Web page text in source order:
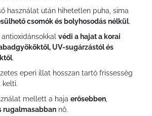
használat után hihetetlen puha, sima
csomók és bolyhosodás nélkül.
védi a hajat a korai
UV-sugárzástól és
.
eperi illat hosszan tartó frissesség
kelti.
mellett a haja erősebben,
rugalmasabbannő.